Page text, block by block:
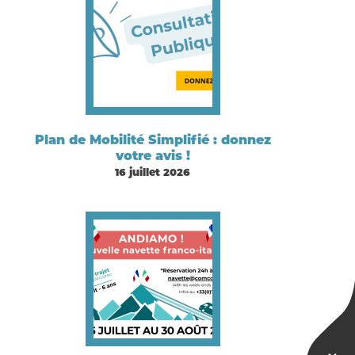
Plan de Mobilité Simplifié : donnez
votre avis !
16 juillet 2026